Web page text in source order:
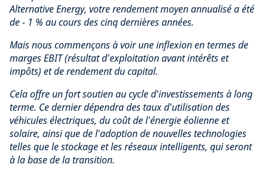
Alternative Energy, votre rendement moyen annualisé a été
de - 1 % au cours des cinq dernières années.
Mais nous commençons à voir une inflexion en termes de
marges EBIT (résultat d'exploitation avant intérêts et
impôts) et de rendement du capital.
Cela offre un fort soutien au cycle d'investissements à long
terme. Ce dernier dépendra des taux d'utilisation des
véhicules électriques, du coût de l'énergie éolienne et
solaire, ainsi que de l'adoption de nouvelles technologies
telles que le stockage et les réseaux intelligents, qui seront
à la base de la transition.